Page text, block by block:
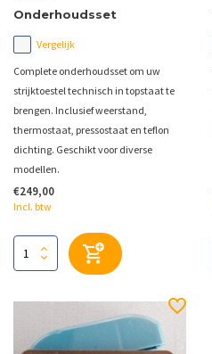
Onderhoudsset
Vergelijk
Complete onderhoudsset om uw
strijktoestel technisch in topstaat te
brengen. Inclusief weerstand,
thermostaat, pressostaat en teflon
dichting. Geschikt voor diverse
modellen.
€249,00
Incl. btw